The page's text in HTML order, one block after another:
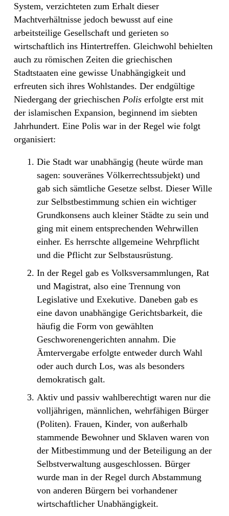
System, verzichteten zum Erhalt dieser
Machtverhältnisse jedoch bewusst auf eine
arbeitsteilige Gesellschaft und gerieten so
wirtschaftlich ins Hintertreffen. Gleichwohl behielten
auch zu römischen Zeiten die griechischen
Stadtstaaten eine gewisse Unabhängigkeit und
erfreuten sich ihres Wohlstandes. Der endgültige
Niedergang der griechischen Polis erfolgte erst mit
der islamischen Expansion, beginnend im siebten
Jahrhundert. Eine Polis war in der Regel wie folgt
organisiert:
Die Stadt war unabhängig (heute würde man
sagen: souveränes Völkerrechtssubjekt) und
gab sich sämtliche Gesetze selbst. Dieser Wille
zur Selbstbestimmung schien ein wichtiger
Grundkonsens auch kleiner Städte zu sein und
ging mit einem entsprechenden Wehrwillen
einher. Es herrschte allgemeine Wehrpflicht
und die Pflicht zur Selbstausrüstung.
In der Regel gab es Volksversammlungen, Rat
und Magistrat, also eine Trennung von
Legislative und Exekutive. Daneben gab es
eine davon unabhängige Gerichtsbarkeit, die
häufig die Form von gewählten
Geschworenengerichten annahm. Die
Ämtervergabe erfolgte entweder durch Wahl
oder auch durch Los, was als besonders
demokratisch galt.
Aktiv und passiv wahlberechtigt waren nur die
volljährigen, männlichen, wehrfähigen Bürger
(Politen). Frauen, Kinder, von außerhalb
stammende Bewohner und Sklaven waren von
der Mitbestimmung und der Beteiligung an der
Selbstverwaltung ausgeschlossen. Bürger
wurde man in der Regel durch Abstammung
von anderen Bürgern bei vorhandener
wirtschaftlicher Unabhängigkeit.